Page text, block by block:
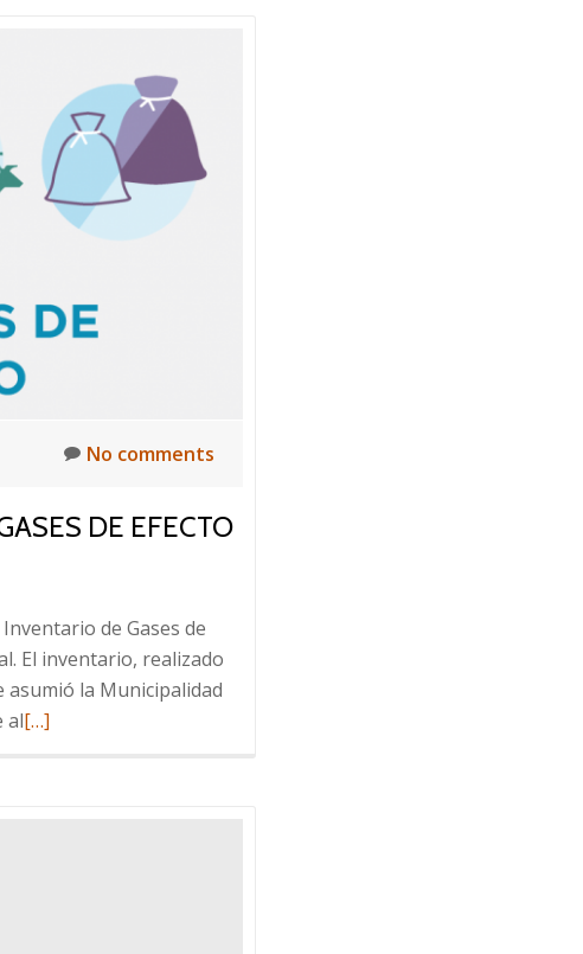
No comments
DE EFECTO
de Gases de
El inventario, realizado
asumió la Municipalidad
alRead
[…]